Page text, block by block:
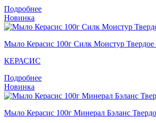
Подробнее
Новинка
Мыло Керасис 100г Силк Моистур Твердое
КЕРАСИС
Подробнее
Новинка
Мыло Керасис 100г Минерал Бэланс